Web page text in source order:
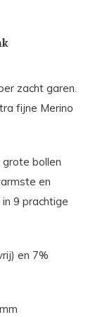
zacht garen.
fijne Merino
bollen
en
9 prachtige
en 7%